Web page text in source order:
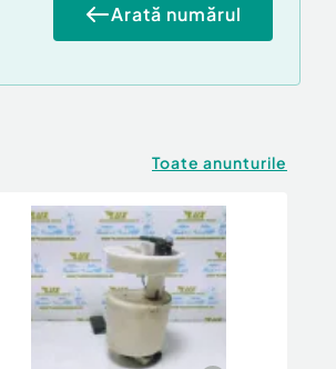
Arată numărul
Toate anunturile